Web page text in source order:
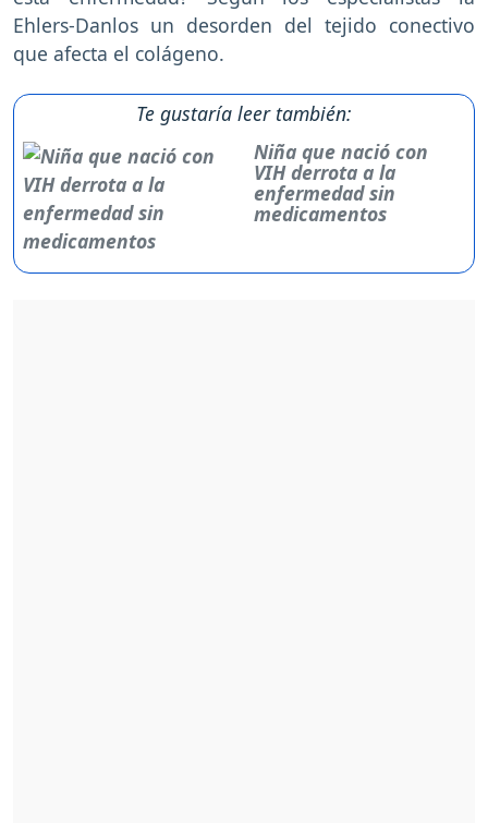
Ehlers-Danlos un desorden del tejido conectivo
que afecta el colágeno.
Te gustaría leer también:
Niña que nació con
VIH derrota a la
enfermedad sin
medicamentos